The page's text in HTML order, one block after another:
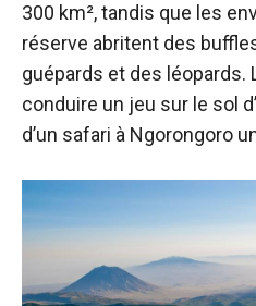
300 km², tandis que les
réserve abritent des
guépards et des léopards.
conduire un jeu sur le sol
d’un safari à Ngorongoro